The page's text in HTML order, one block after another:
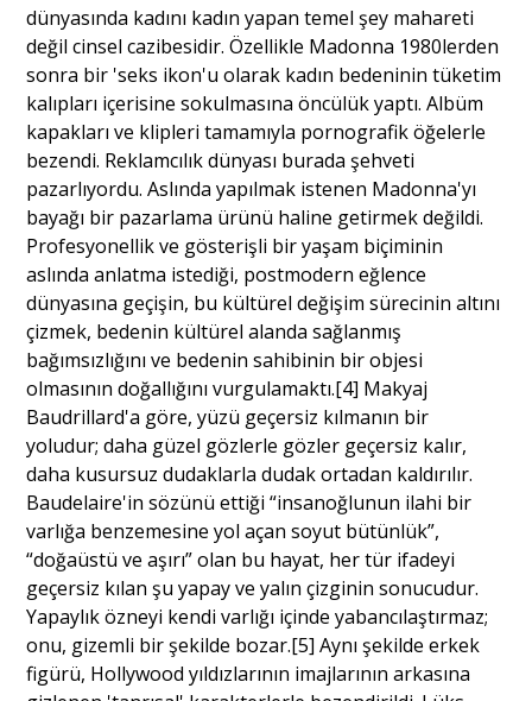
dünyasında kadını kadın yapan temel şey mahareti
değil cinsel cazibesidir. Özellikle Madonna 1980lerden
sonra bir 'seks ikon'u olarak kadın bedeninin tüketim
kalıpları içerisine sokulmasına öncülük yaptı. Albüm
kapakları ve klipleri tamamıyla pornografik öğelerle
bezendi. Reklamcılık dünyası burada şehveti
pazarlıyordu. Aslında yapılmak istenen Madonna'yı
bayağı bir pazarlama ürünü haline getirmek değildi.
Profesyonellik ve gösterişli bir yaşam biçiminin
aslında anlatma istediği, postmodern eğlence
dünyasına geçişin, bu kültürel değişim sürecinin altını
çizmek, bedenin kültürel alanda sağlanmış
bağımsızlığını ve bedenin sahibinin bir objesi
olmasının doğallığını vurgulamaktı.[4] Makyaj
Baudrillard'a göre, yüzü geçersiz kılmanın bir
yoludur; daha güzel gözlerle gözler geçersiz kalır,
daha kusursuz dudaklarla dudak ortadan kaldırılır.
Baudelaire'in sözünü ettiği “insanoğlunun ilahi bir
varlığa benzemesine yol açan soyut bütünlük”,
“doğaüstü ve aşırı” olan bu hayat, her tür ifadeyi
geçersiz kılan şu yapay ve yalın çizginin sonucudur.
Yapaylık özneyi kendi varlığı içinde yabancılaştırmaz;
onu, gizemli bir şekilde bozar.[5] Aynı şekilde erkek
figürü, Hollywood yıldızlarının imajlarının arkasına